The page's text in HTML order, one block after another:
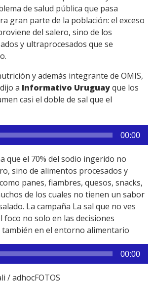
de salud pública que pasa
gran parte de la población: el exceso
del salero, sino de los
y ultraprocesados que se
y además integrante de OMIS,
a Informativo Uruguayque los
casi el doble de sal que el
00:00
que el 70% del sodio ingerido no
sino de alimentos procesados y
panes, fiambres, quesos, snacks,
de los cuales no tienen un sabor
La campaña La sal que no ves
no solo en las decisiones
también en el entorno alimentario
00:00
/ adhocFOTOS